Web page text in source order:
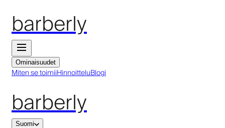
barberly
Ominaisuudet
Miten se toimiiHinnoitteluBlogi
barberly
Suomi